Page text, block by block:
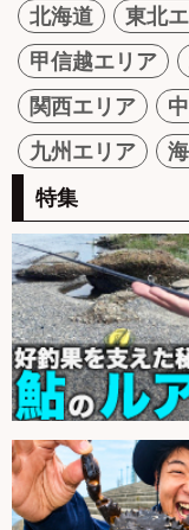
北海道 東北
甲信越エリア
関西エリア
九州エリア
特集